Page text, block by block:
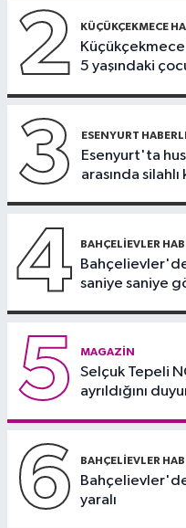
nesil
2 KÜÇÜKÇEKMECE
5 yaşındaki
3 ESENYURT
Esenyurt'ta
arasında silahlı
4 BAHÇELIEVLER
saniye saniye
5 MAGAZIN
Selçuk Tepeli
ayrıldığını
6 BAHÇELIEVLER
Bahçelievler'de
yaralı